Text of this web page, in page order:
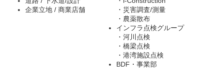
企業立地 / 商業店舗
・災害調査/測量
・農薬散布
インフラ点検グループ
・河川点検
・橋梁点検
・港湾施設点検
BDF・事業部